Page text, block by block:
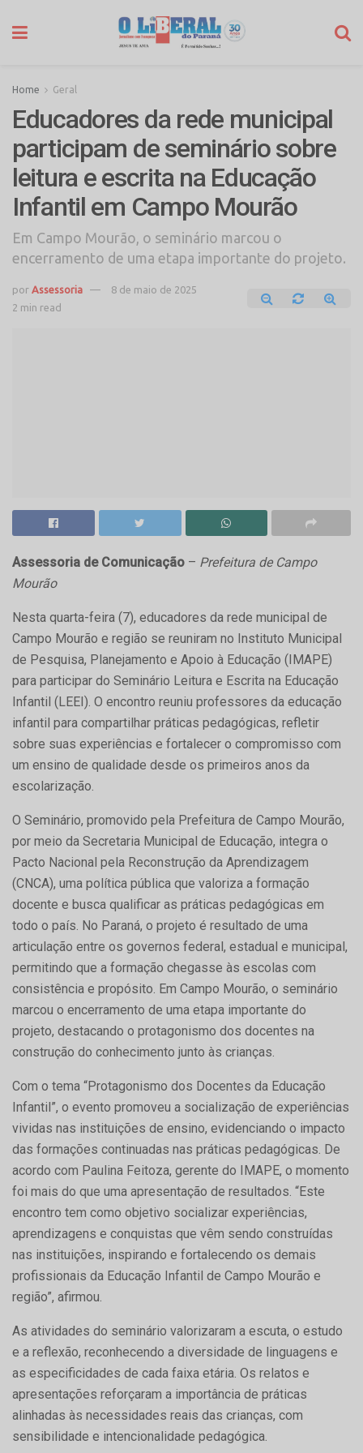
Home Geral
Educadores da rede municipal
participam de seminário sobre
leitura e escrita na Educação
Infantil em Campo Mourão
Em Campo Mourão, o seminário marcou o
encerramento de uma etapa importante do projeto.
por Assessoria
8 de maio de 2025
2 min read
Assessoria de Comunicação – Prefeitura de Campo
Mourão
Nesta quarta-feira (7), educadores da rede municipal de
Campo Mourão e região se reuniram no Instituto Municipal
de Pesquisa, Planejamento e Apoio à Educação (IMAPE)
para participar do Seminário Leitura e Escrita na Educação
Infantil (LEEI). O encontro reuniu professores da educação
infantil para compartilhar práticas pedagógicas, refletir
sobre suas experiências e fortalecer o compromisso com
um ensino de qualidade desde os primeiros anos da
escolarização.
O Seminário, promovido pela Prefeitura de Campo Mourão,
por meio da Secretaria Municipal de Educação, integra o
Pacto Nacional pela Reconstrução da Aprendizagem
(CNCA), uma política pública que valoriza a formação
docente e busca qualificar as práticas pedagógicas em
todo o país. No Paraná, o projeto é resultado de uma
articulação entre os governos federal, estadual e municipal,
permitindo que a formação chegasse às escolas com
consistência e propósito. Em Campo Mourão, o seminário
marcou o encerramento de uma etapa importante do
projeto, destacando o protagonismo dos docentes na
construção do conhecimento junto às crianças.
Com o tema “Protagonismo dos Docentes da Educação
Infantil”, o evento promoveu a socialização de experiências
vividas nas instituições de ensino, evidenciando o impacto
das formações continuadas nas práticas pedagógicas. De
acordo com Paulina Feitoza, gerente do IMAPE, o momento
foi mais do que uma apresentação de resultados. “Este
encontro tem como objetivo socializar experiências,
aprendizagens e conquistas que vêm sendo construídas
nas instituições, inspirando e fortalecendo os demais
profissionais da Educação Infantil de Campo Mourão e
região”, afirmou.
As atividades do seminário valorizaram a escuta, o estudo
e a reflexão, reconhecendo a diversidade de linguagens e
as especificidades de cada faixa etária. Os relatos e
apresentações reforçaram a importância de práticas
alinhadas às necessidades reais das crianças, com
sensibilidade e intencionalidade pedagógica.